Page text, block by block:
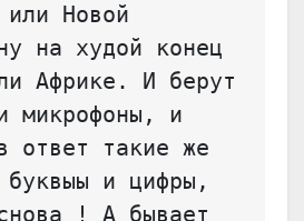
Новой
на худой конец
Африке. И берут
микрофоны, и
ответ такие же
буквыы и цифры,
! А бывает